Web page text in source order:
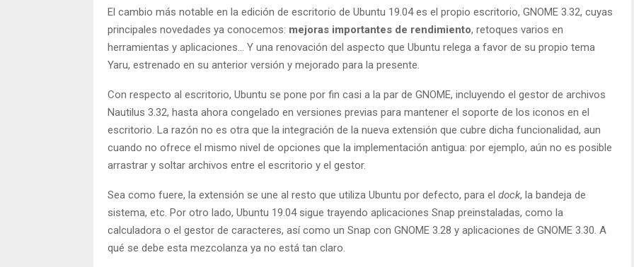
El cambio más notable en la edición de escritorio de Ubuntu 19.04 es el propio escritorio, GNOME 3.32, cuyas
principales novedades ya conocemos: mejoras importantes de rendimiento, retoques varios en
herramientas y aplicaciones… Y una renovación del aspecto que Ubuntu relega a favor de su propio tema
Yaru, estrenado en su anterior versión y mejorado para la presente.
Con respecto al escritorio, Ubuntu se pone por fin casi a la par de GNOME, incluyendo el gestor de archivos
Nautilus 3.32, hasta ahora congelado en versiones previas para mantener el soporte de los iconos en el
escritorio. La razón no es otra que la integración de la nueva extensión que cubre dicha funcionalidad, aun
cuando no ofrece el mismo nivel de opciones que la implementación antigua: por ejemplo, aún no es posible
arrastrar y soltar archivos entre el escritorio y el gestor.
Sea como fuere, la extensión se une al resto que utiliza Ubuntu por defecto, para el dock, la bandeja de
sistema, etc. Por otro lado, Ubuntu 19.04 sigue trayendo aplicaciones Snap preinstaladas, como la
calculadora o el gestor de caracteres, así como un Snap con GNOME 3.28 y aplicaciones de GNOME 3.30. A
qué se debe esta mezcolanza ya no está tan claro.